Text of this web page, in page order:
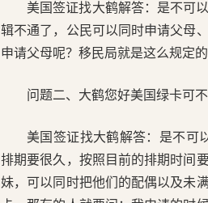
美国签证找大鹤解答：是不可
辑不通了，公民可以同时申请父母
申请父母呢？移民局就是这么规定的
问题二、大鹤您好美国绿卡可
美国签证找大鹤解答：是不可
排期要很久，按照目前的排期时间
妹，可以同时把他们的配偶以及未